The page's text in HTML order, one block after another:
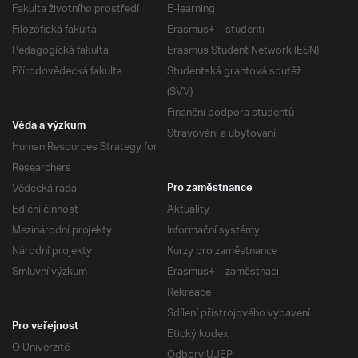
Fakulta životního prostředí
Filozofická fakulta
Pedagogická fakulta
Přírodovědecká fakulta
E-learning
Erasmus+ – studenti
Erasmus Student Network (ESN)
Studentská grantová soutěž
(SVV)
Finanční podpora studentů
Stravování a ubytování
Věda a výzkum
Human Resources Strategy for
Researchers
Vědecká rada
Ediční činnost
Mezinárodní projekty
Národní projekty
Smluvní výzkum
Pro zaměstnance
Aktuality
Informační systémy
Kurzy pro zaměstnance
Erasmus+ – zaměstnaci
Rekreace
Sdílení přístrojového vybavení
Etický kodex
Pro veřejnost
O Univerzitě